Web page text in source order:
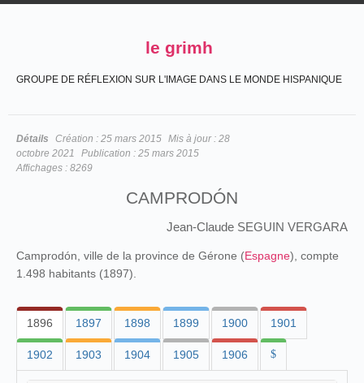
le grimh
GROUPE DE RÉFLEXION SUR L'IMAGE DANS LE MONDE HISPANIQUE
Détails Création : 25 mars 2015 Mis à jour : 28
octobre 2021
Publication : 25 mars 2015
Affichages : 8269
CAMPRODÓN
Jean-Claude SEGUIN VERGARA
Camprodón, ville de la province de Gérone (Espagne), compte
1.498 habitants (1897).
1896 1897 1898 1899 1900 1901
1902 1903 1904 1905 1906 $